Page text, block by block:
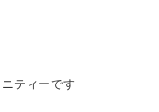
ティーです